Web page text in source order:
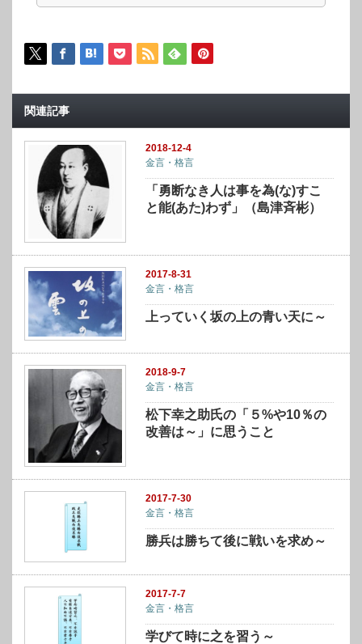
関連記事
2018-12-4
金言・格言
「勇断なき人は事を為(な)すこ
と能(あた)わず」（島津斉彬）
2017-8-31
金言・格言
上っていく坂の上の青い天に～
2018-9-7
金言・格言
松下幸之助氏の「５%や10％の
改善は～」に思うこと
2017-7-30
金言・格言
勝兵は勝ちて後に戦いを求め～
2017-7-7
金言・格言
学びて時に之を習う～